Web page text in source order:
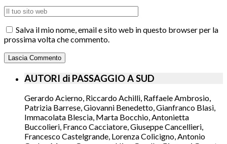
Salva il mio nome, email e sito web in questo browser per la
prossima volta che commento.
AUTORI di PASSAGGIO A SUD
Gerardo Acierno, Riccardo Achilli, Raffaele Ambrosio,
Patrizia Barrese, Giovanni Benedetto, Gianfranco Blasi,
Immacolata Blescia, Marta Bocchio, Antonietta
Buccolieri, Franco Cacciatore, Giuseppe Cancellieri,
Francesco Castelgrande, Lorenza Colicigno, Antonio